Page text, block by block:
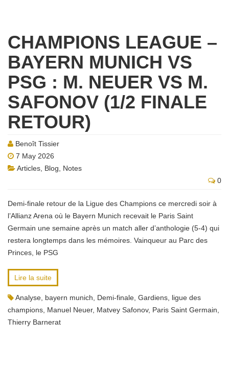
CHAMPIONS LEAGUE –
BAYERN MUNICH VS
PSG : M. NEUER VS M.
SAFONOV (1/2 FINALE
RETOUR)
Benoît Tissier
7 May 2026
Articles Blog
Notes
0
Demi-finale retour de la Ligue des Champions ce mercredi soir à
l’Allianz Arena où le Bayern Munich recevait le Paris Saint
Germain une semaine après un match aller d’anthologie (5-4) qui
restera longtemps dans les mémoires. Vainqueur au Parc des
Princes, le PSG
Lire la suite
Analyse bayern munich Demi-finale Gardiens ligue des
champions Manuel Neuer, Matvey Safonov, Paris Saint Germain
Thierry Barnerat